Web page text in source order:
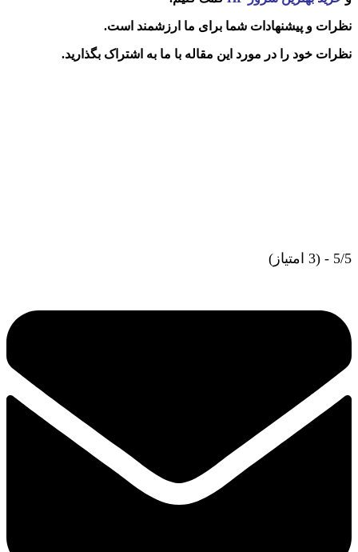
نظرات و پیشنهادات شما برای ما ارزشمند است.
نظرات خود را در مورد این مقاله با ما به اشتراک بگذارید.
5/5 - (3 امتیاز)